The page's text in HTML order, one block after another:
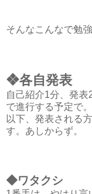
そんなこんなで勉
❖各自発表
自己紹介1分、発
で進行する予定で。
以下、発表される
す。あしからず。
◆ワタクシ